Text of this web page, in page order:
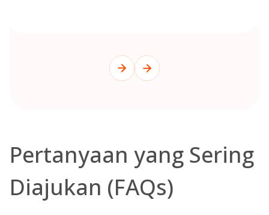
Pertanyaan yang Sering
Diajukan (FAQs)